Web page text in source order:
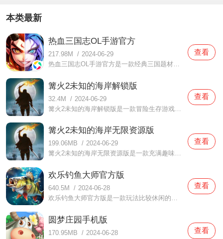
本类最新
热血三国志OL手游官方
217.98M / 2024-06-29
热血三国志OL手游官方是一款经典三国题材的卡牌策略类手游，游戏中为玩家完美还原了众多三国时期的文臣武将，同时再现了一个极为庞大的三国战场，为玩家带来了一个盛大的三国游戏世界。
查看
篝火2未知的海岸解锁版
32.4M / 2024-06-29
篝火2未知的海岸解锁版是一款冒险生存游戏。在这款篝火2未知的海岸解锁版中玩家们需要去收集更多的资源，来建设你的家园，完成各种建筑，让所有的村民都能有自己居住的地方。不仅如此，玩家们还要想办法抵御野兽的偷袭，这里面已经解锁了所有资源的使用了，当玩家们在体验的
查看
篝火2未知的海岸无限资源版
199.06MB / 2024-06-29
篝火2未知的海岸无限资源版是一款充满趣味的模拟游戏。在这款篝火2未知的海岸无限资源版中玩家主要是通过采矿打猎、远航贸易等等多种方式来进行赚钱，这是一种比较特别的玩法，在这里面玩家们也能感受到比较不一样的体验。在你探险的各种路上上你会发现很多新鲜的事物，都是
查看
欢乐钓鱼大师官方版
640.5M / 2024-06-28
查看
圆梦庄园手机版
170.95MB / 2024-06-28
查看